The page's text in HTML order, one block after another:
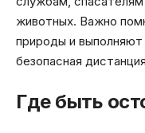
животных. Важно
природы и
безопасная
Где быть